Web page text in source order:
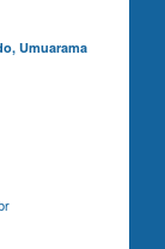
Umuarama